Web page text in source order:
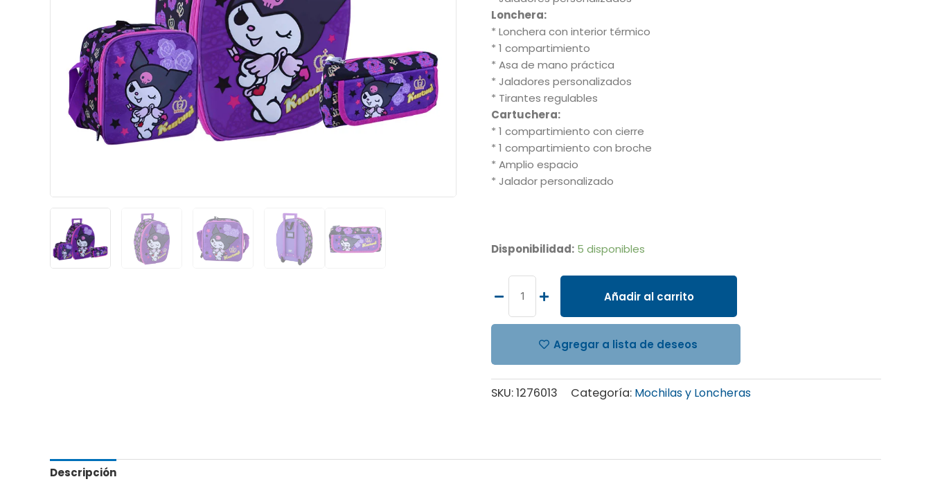
Lonchera:
* Lonchera con interior térmico
* 1 compartimiento
* Asa de mano práctica
* Jaladores personalizados
* Tirantes regulables
Cartuchera:
* 1 compartimiento con cierre
* 1 compartimiento con broche
* Amplio espacio
* Jalador personalizado
Disponibilidad: 5 disponibles
RANGER
+
LONCHERA
CARTUCHERA
KUROMI
cantidad
Añadir al carrito
Agregar a lista de deseos
SKU:1276013 Categoría: Mochilas y Loncheras
Descripción